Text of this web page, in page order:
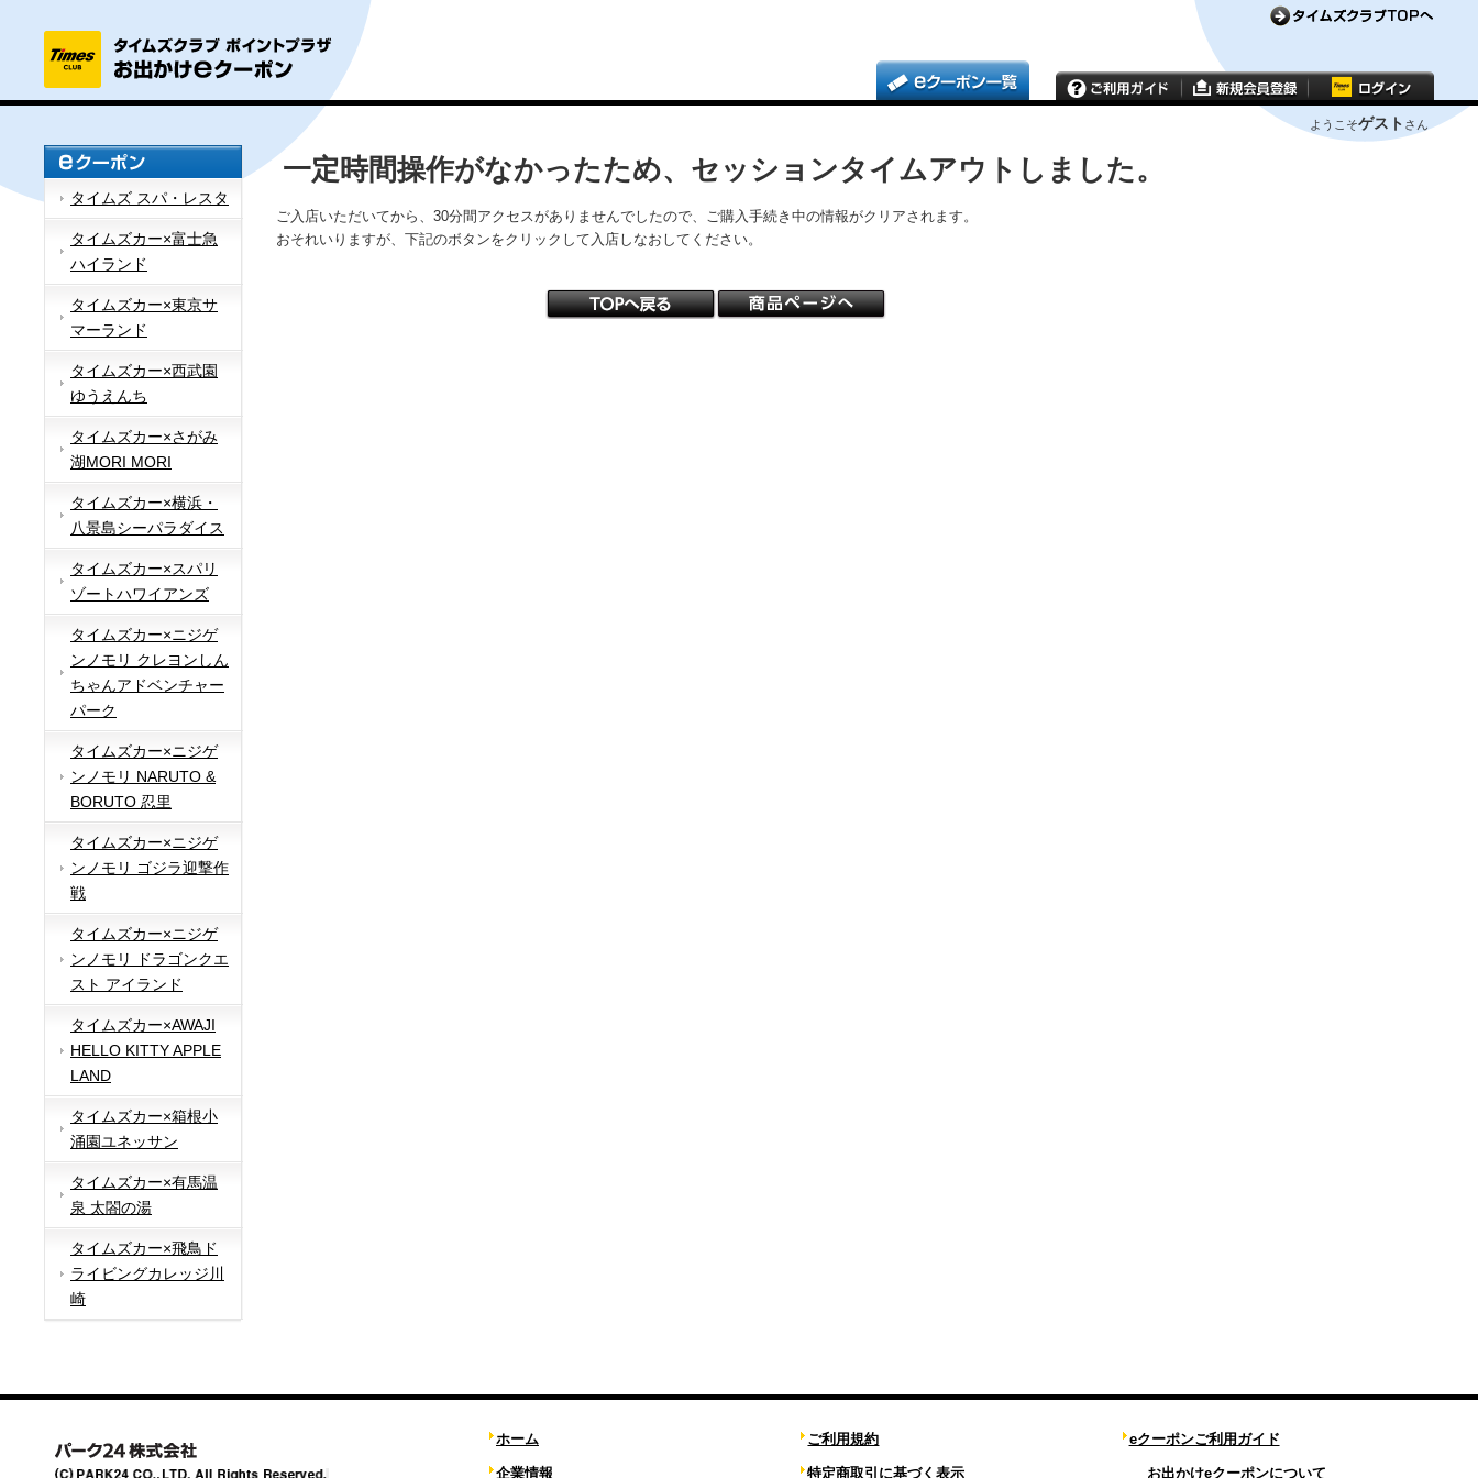
ようこそゲスト さん
タイムズ スパ・レスタ
タイムズカー×富士急
ハイランド
タイムズカー×東京サ
マーランド
タイムズカー×西武園
ゆうえんち
タイムズカー×さがみ
湖MORI MORI
タイムズカー×横浜・
八景島シーパラダイス
タイムズカー×スパリ
ゾートハワイアンズ
タイムズカー×ニジゲ
ンノモリ クレヨンしん
ちゃんアドベンチャー
パーク
タイムズカー×ニジゲ
ンノモリ NARUTO &
BORUTO 忍里
タイムズカー×ニジゲ
ンノモリ ゴジラ迎撃作
戦
タイムズカー×ニジゲ
ンノモリ ドラゴンクエ
スト アイランド
タイムズカー×AWAJI
HELLO KITTY APPLE
LAND
タイムズカー×箱根小
涌園ユネッサン
タイムズカー×有馬温
泉 太閤の湯
タイムズカー×飛鳥ド
ライビングカレッジ川
崎
一定時間操作がなかったため、セッションタイムアウトしました。
ご入店いただいてから、30分間アクセスがありませんでしたので、ご購入手続き中の情報がクリアされます。
おそれいりますが、下記のボタンをクリックして入店しなおしてください。
ホーム
企業情報
ご利用規約
特定商取引に基づく表示
eクーポンご利用ガイド
お出かけeクーポンについて